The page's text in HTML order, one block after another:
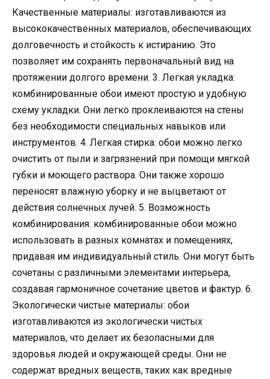
Качественные материалы: изготавливаются из
высококачественных материалов, обеспечивающих
долговечность и стойкость к истиранию. Это
позволяет им сохранять первоначальный вид на
протяжении долгого времени. 3. Легкая укладка:
комбинированные обои имеют простую и удобную
схему укладки. Они легко проклеиваются на стены
без необходимости специальных навыков или
инструментов. 4. Легкая стирка: обои можно легко
очистить от пыли и загрязнений при помощи мягкой
губки и моющего раствора. Они также хорошо
переносят влажную уборку и не выцветают от
действия солнечных лучей. 5. Возможность
комбинирования: комбинированные обои можно
использовать в разных комнатах и помещениях,
придавая им индивидуальный стиль. Они могут быть
сочетаны с различными элементами интерьера,
создавая гармоничное сочетание цветов и фактур. 6.
Экологически чистые материалы: обои
изготавливаются из экологически чистых
материалов, что делает их безопасными для
здоровья людей и окружающей среды. Они не
содержат вредных веществ, таких как вредные